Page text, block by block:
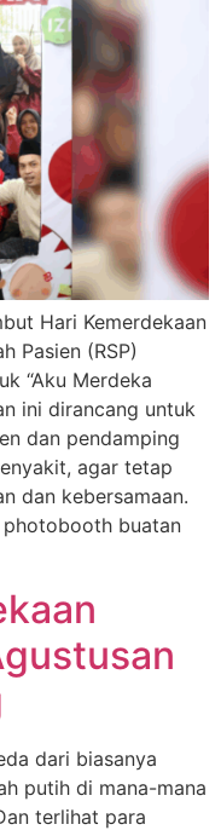
Hari Kemerdekaan
Pasien (RSP)
“Aku Merdeka
ini dirancang untuk
dan pendamping
agar tetap
dan kebersamaan.
buatan
dari biasanya
putih di mana-mana
terlihat para